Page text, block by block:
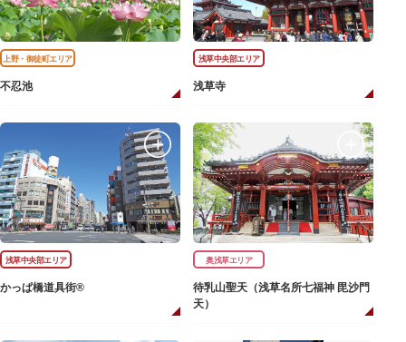
上野・御徒町エリア
不忍池
浅草中央部エリア
浅草寺
浅草中央部エリア
かっぱ橋道具街®
奥浅草エリア
待乳山聖天（浅草名所七福神 毘沙門
天）